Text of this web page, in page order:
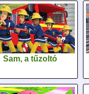
Sam, a tűzoltó